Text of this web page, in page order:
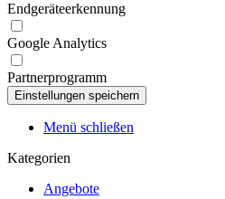
Endgeräteerkennung
Google Analytics
Partnerprogramm
Menü schließen
Kategorien
Angebote